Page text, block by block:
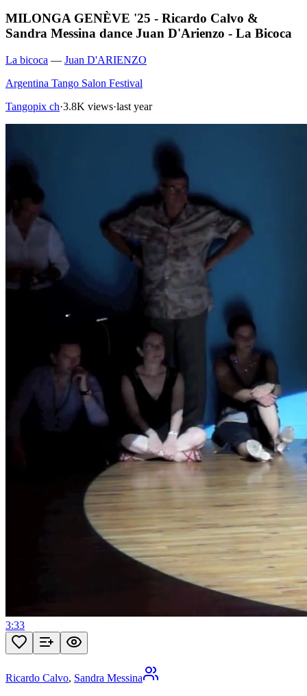
MILONGA GENÈVE '25 - Ricardo Calvo &
Sandra Messina dance Juan D'Arienzo - La Bicoca
La bicoca — Juan D'ARIENZO
Argentina Tango Salon Festival
Tangopix ch·3.8K views·last year
3:33
Ricardo Calvo, Sandra Messina